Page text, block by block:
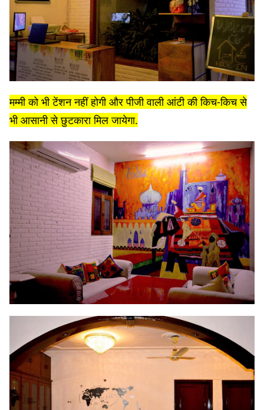
मम्मी को भी टेंशन नहीं होगी और पीजी वाली आंटी की किच-किच से
भी आसानी से छुटकारा मिल जायेगा.